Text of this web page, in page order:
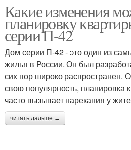
Какие изменения
планировку
серии П-42
Дом серии П-42 - это один из
жилья в России. Он был
сих пор широко распространен.
свою популярность, планировка
часто вызывает нарекания у
читать дальше →